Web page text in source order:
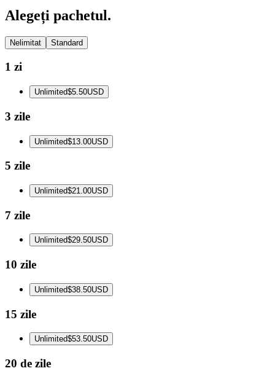
Alegeți pachetul.
Nelimitat Standard
1 zi
Unlimited$5.50USD
3 zile
Unlimited$13.00USD
5 zile
Unlimited$21.00USD
7 zile
Unlimited$29.50USD
10 zile
Unlimited$38.50USD
15 zile
Unlimited$53.50USD
20 de zile